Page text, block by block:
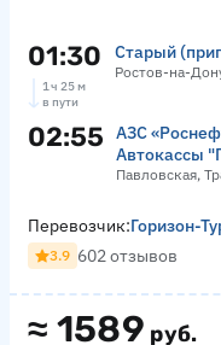
01:30 Старый
Ростов-на-
1 ч 25 м
в пути
02:55
АЗС
Автокассы
Павловская,
≈ 1589 руб.
Перевозчик:Горизон-
3.9 602 отзывов